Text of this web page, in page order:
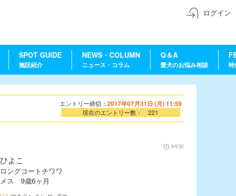
ログイン
SPOT GUIDE
施設紹介
NEWS・COLUMN
ニュース・コラム
Q＆A
愛犬のお悩み相談 特
エントリー締切： 2017年07月31日 (月) 11:59
現在のエントリー数： 221
9年前
ひよこ
ロングコートチワワ
メス 9歳6ヶ月